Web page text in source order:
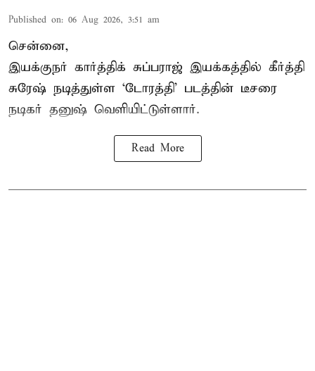
Published on: 06 Aug 2026, 3:51 am
சென்னை,
இயக்குநர் கார்த்திக் சுப்பராஜ் இயக்கத்தில் கீர்த்தி
சுரேஷ் நடித்துள்ள `டோரத்தி' படத்தின் டீசரை
நடிகர் தனுஷ் வெளியிட்டுள்ளார்.
Read More